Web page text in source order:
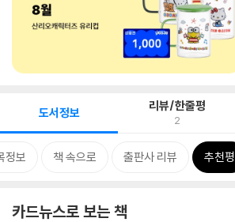
도서정보 리뷰/한줄평
2
정보 책 속으로 출판사 리뷰 추천평
카드뉴스로 보는 책